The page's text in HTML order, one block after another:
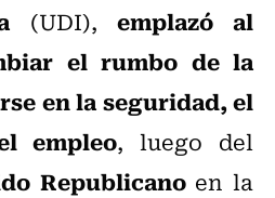
(UDI), emplazó al
el rumbo de la
en la seguridad, el
empleo, luego del
Republicanoen la